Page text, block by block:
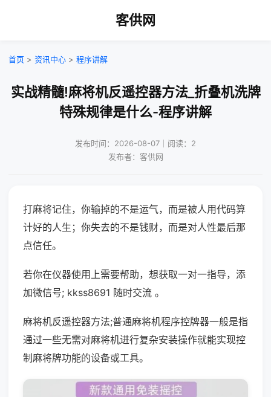
客供网
首页 > 资讯中心 > 程序讲解
实战精髓!麻将机反遥控器方法_折叠机洗牌
特殊规律是什么-程序讲解
发布时间：2026-08-07｜阅读：2
发布者：客供网
打麻将记住，你输掉的不是运气，而是被人用代码算
计好的人生；你失去的不是钱财，而是对人性最后那
点信任。
若你在仪器使用上需要帮助，想获取一对一指导，添
加微信号; kkss8691 随时交流 。
麻将机反遥控器方法;普通麻将机程序控牌器一般是指
通过一些无需对麻将机进行复杂安装操作就能实现控
制麻将牌功能的设备或工具。